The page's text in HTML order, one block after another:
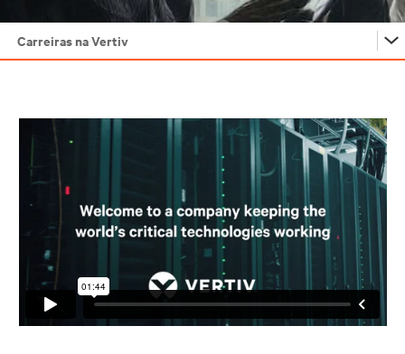
Carreiras na Vertiv
Pessoas inovadoras
Empregos em engenharia